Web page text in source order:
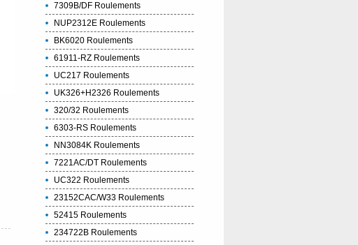
7309B/DF Roulements
NUP2312E Roulements
BK6020 Roulements
61911-RZ Roulements
UC217 Roulements
UK326+H2326 Roulements
320/32 Roulements
6303-RS Roulements
NN3084K Roulements
7221AC/DT Roulements
UC322 Roulements
23152CAC/W33 Roulements
52415 Roulements
234722B Roulements